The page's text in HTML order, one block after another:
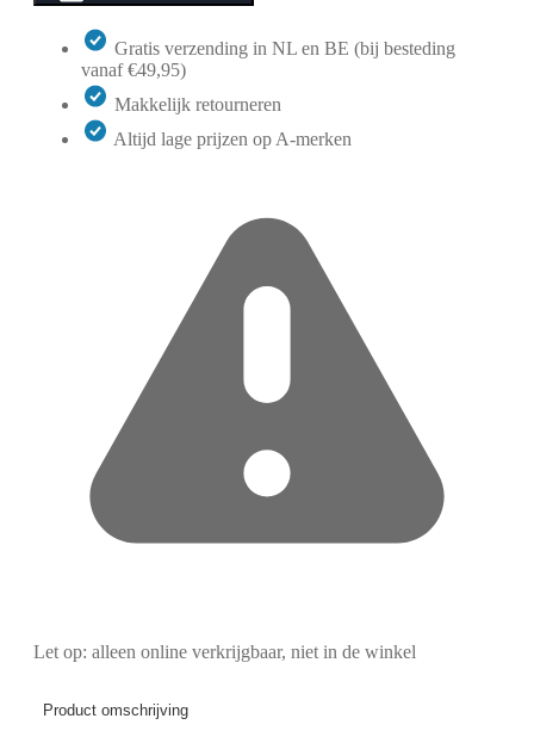
Gratis verzending in NL en BE (bij besteding
vanaf €49,95)
Makkelijk retourneren
Altijd lage prijzen op A-merken
Let op: alleen online verkrijgbaar, niet in de winkel
Product omschrijving